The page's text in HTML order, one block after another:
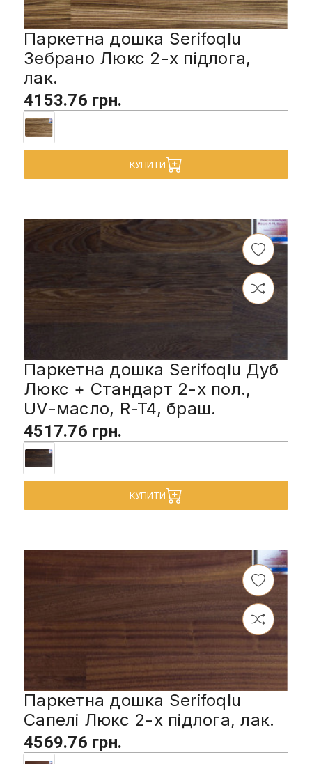
Паркетна дошка Serifoqlu
Зебрано Люкс 2-х підлога,
лак.
4153.76 грн.
КУПИТИ
Паркетна дошка Serifoqlu Дуб
Люкс + Стандарт 2-х пол.,
UV-масло, R-T4, браш.
4517.76 грн.
КУПИТИ
Паркетна дошка Serifoqlu
Сапелі Люкс 2-х підлога, лак.
4569.76 грн.